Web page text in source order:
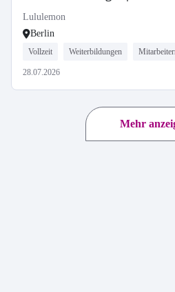
Lululemon
Berlin
Vollzeit Weiterbildungen
28.07.2026
Mehr